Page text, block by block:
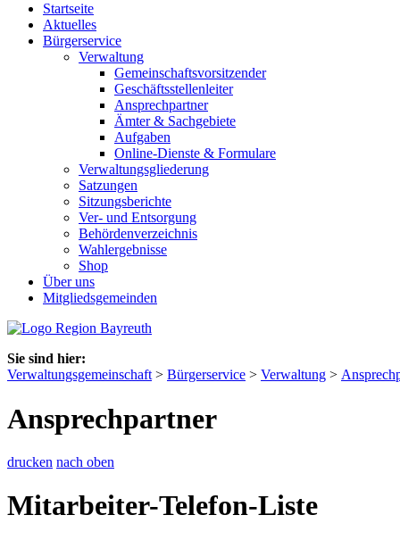
Startseite
Aktuelles
Bürgerservice
Verwaltung
Gemeinschaftsvorsitzender
Geschäftsstellenleiter
Ansprechpartner
Ämter & Sachgebiete
Aufgaben
Online-Dienste & Formulare
Verwaltungsgliederung
Satzungen
Sitzungsberichte
Ver- und Entsorgung
Behördenverzeichnis
Wahlergebnisse
Shop
Über uns
Mitgliedsgemeinden
Sie sind hier:
Verwaltungsgemeinschaft > Bürgerservice > Verwaltung >
Ansprechpartner
drucken nach oben
Mitarbeiter-Telefon-Liste